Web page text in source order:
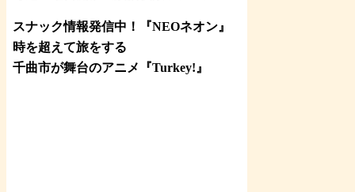
スナック情報発信中！『NEOネオン』
時を超えて旅をする
千曲市が舞台のアニメ『Turkey!』